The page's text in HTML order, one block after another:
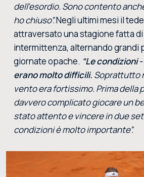
dell’esordio. Sono contento
ho chiuso”.Negli ultimi mesi il
attraversato una stagione fatta
intermittenza, alternando grandi
giornate opache. “Le condizioni
erano molto difficili. Soprattutto
vento era fortissimo. Prima della
davvero complicato giocare un
stato attento e vincere in due
condizioni è molto importante”.